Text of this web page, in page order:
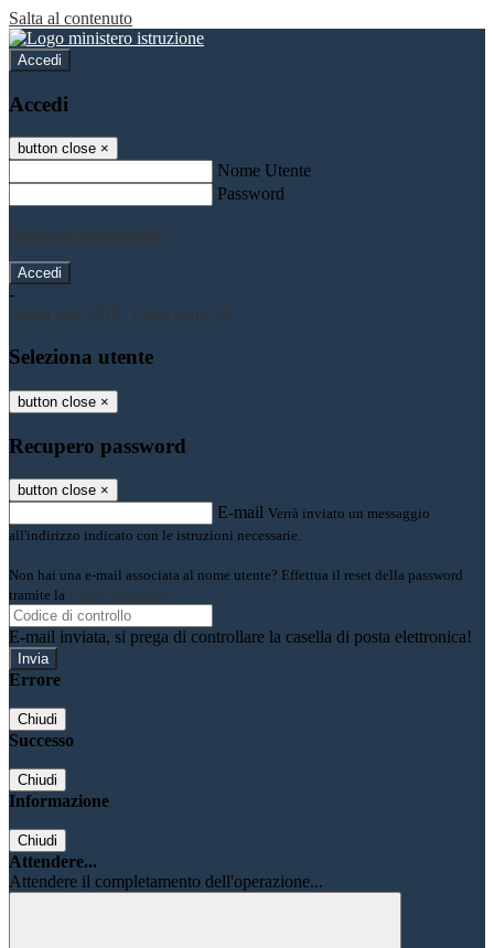
Salta al contenuto
Accedi
Accedi
button close ×
Nome Utente
Password
Password dimenticata?
-
Entra con SPID
Entra con CIE
Seleziona utente
button close ×
Recupero password
button close ×
E-mail Verrà inviato un messaggio
all'indirizzo indicato con le istruzioni necessarie.
Non hai una e-mail associata al nome utente? Effettua il reset della password
tramite la Login Spaggiari
E-mail inviata, si prega di controllare la casella di posta elettronica!
Errore
Chiudi
Successo
Chiudi
Informazione
Chiudi
Attendere...
Attendere il completamento dell'operazione...